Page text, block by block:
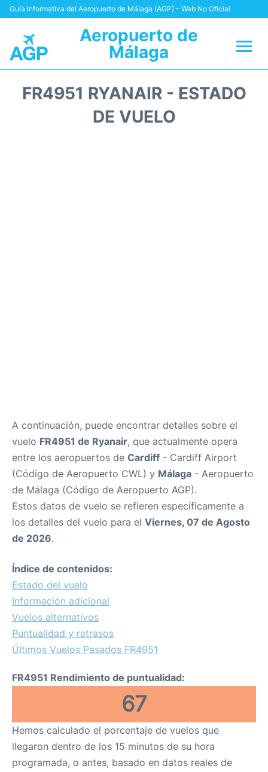
Guía Informativa del Aeropuerto de Málaga (AGP) - Web No Oficial
Aeropuerto de
Málaga
FR4951 RYANAIR - ESTADO
DE VUELO
A continuación, puede encontrar detalles sobre el
vuelo FR4951 de Ryanair, que actualmente opera
entre los aeropuertos de Cardiff - Cardiff Airport
(Código de Aeropuerto CWL) y Málaga - Aeropuerto
de Málaga (Código de Aeropuerto AGP).
Estos datos de vuelo se refieren específicamente a
los detalles del vuelo para el Viernes, 07 de Agosto
de 2026.
Índice de contenidos:
Estado del vuelo
Información adicional
Vuelos alternativos
Puntualidad y retrasos
Últimos Vuelos Pasados FR4951
FR4951 Rendimiento de puntualidad:
67
Hemos calculado el porcentaje de vuelos que
llegaron dentro de los 15 minutos de su hora
programada, o antes, basado en datos reales de